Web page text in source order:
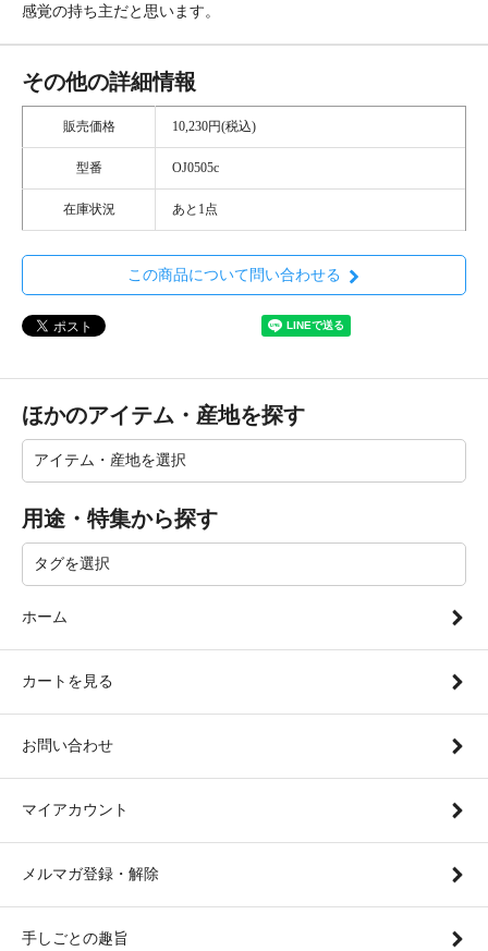
感覚の持ち主だと思います。
その他の詳細情報
販売価格 10,230円(税込)
型番 OJ0505c
在庫状況 あと1点
この商品について問い合わせる
ほかのアイテム・産地を探す
用途・特集から探す
ホーム
カートを見る
お問い合わせ
マイアカウント
メルマガ登録・解除
手しごとの趣旨